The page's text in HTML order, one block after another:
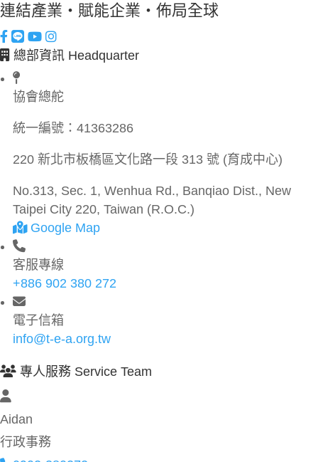
連結產業・賦能企業・佈局全球
總部資訊 Headquarter
協會總舵
統一編號： 41363286
220 新北市板橋區文化路一段 313 號 (育成中心)
No.313, Sec. 1, Wenhua Rd., Banqiao Dist., New
Taipei City 220, Taiwan (R.O.C.)
Google Map
客服專線
+886 902 380 272
電子信箱
info@t-e-a.org.tw
專人服務 Service Team
Aidan
行政事務